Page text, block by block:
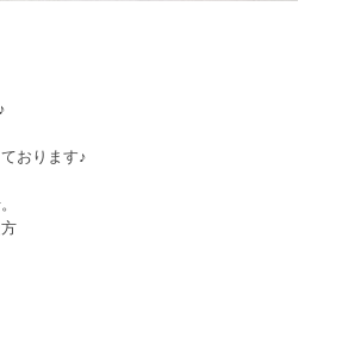
おります♪